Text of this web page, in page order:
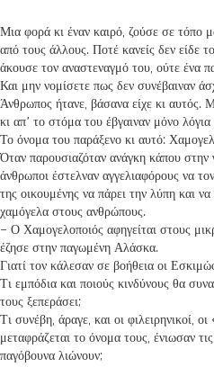
Μια φορά κι έναν καιρό, ζούσε σε τόπο
από τους άλλους. Ποτέ κανείς δεν
άκουσε τον αναστεναγμό του, ούτε ένα
Και μην νομίσετε πως δεν συνέβαιναν
Άνθρωπος ήτανε, βάσανα είχε κι αυτός.
κι απ’ το στόμα του έβγαιναν μόνο
Το όνομα του παράξενο κι αυτό:
Όταν παρουσιαζόταν ανάγκη κάπου
άνθρωποι έστελναν αγγελιαφόρους να
της οικουμένης να πάρει την λύπη και
χαμόγελα στους ανθρώπους.
– Ο Χαμογελοποιός αφηγείται στους
έζησε στην παγωμένη Αλάσκα.
Γιατί τον κάλεσαν σε βοήθεια οι
Τι εμπόδια και ποιούς κινδύνους θα
τους ξεπεράσει;
Τι συνέβη, άραγε, και οι φιλειρηνικοί,
μεταφράζεται το όνομα τους, ένιωσαν
παγόβουνα λιώνουν;